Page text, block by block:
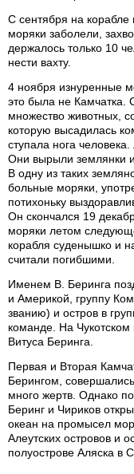
С сентября на корабле
моряки заболели,
держалось только 10
нести вахту.
4 ноября изнуренные
это была не Камчатка.
множество животных,
которую высадилась
ступала нога
Они вырыли землянки
В одну из таких
больные моряки,
потихоньку
Он скончался 19
моряки летом
корабля суденышко и
считали погибшими.
Именем В. Беринга
и Америкой, группу
званию) и остров в
команде. На
Витуса Беринга.
Первая и Вторая
Берингом,
много жертв. Однако
Беринг и Чириков
океан на промысел
Алеутских островов и
полуострове Аляска в